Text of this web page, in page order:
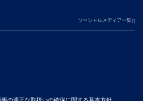
ソーシャルメディア一覧